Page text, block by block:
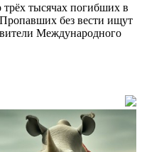
трёх тысячах погибших в
без вести ищут
Международного